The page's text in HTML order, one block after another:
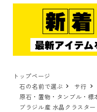
トップページ
石の名前で選ぶ
サ行
原石・置物・タンブル・標
ブラジル産 水晶クラスター